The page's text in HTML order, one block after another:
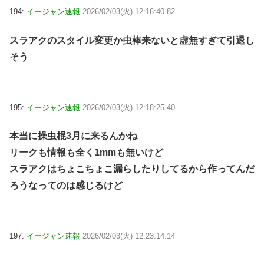
194: イージャン速報 2026/02/03(火) 12:16:40.82
スラアクのスタイル変更か虫棒来ないと虚無すぎて引退し
そう
195: イージャン速報 2026/02/03(火) 12:18:25.40
本当に操虫棍3月に来るんかね
リークも情報も全く1mmも無いけど
スラアクはちょこちょこ漏らしたりしてるから作ってんだ
ろうなってのは感じるけど
197: イージャン速報 2026/02/03(火) 12:23:14.14